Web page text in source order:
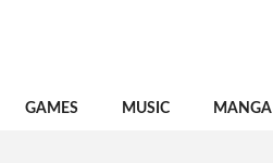
GAMES MUSIC MANGA